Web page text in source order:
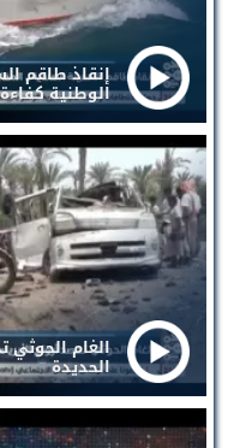
إنقاذ طاقم
الوطنية
الغام الحوثي
الحديدة